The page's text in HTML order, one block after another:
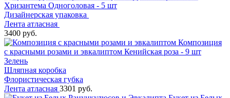
Хризантема Одноголовая - 5 шт
Дизайнерская упаковка
Лента атласная
3400 руб.
Композиция
с красными розами и эвкалиптом Кенийская роза - 9 шт
Зелень
Шляпная коробка
Флористическая губка
Лента атласная 3301 руб.